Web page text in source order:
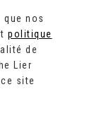
nos
politique
de
Lier
site